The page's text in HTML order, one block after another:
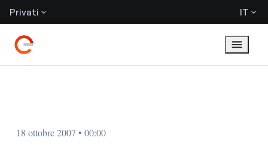
Privati IT
18 ottobre 2007 • 00:00